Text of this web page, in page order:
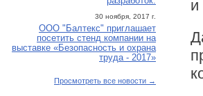
30 ноября, 2017 г.
ООО "Балтекс" приглашает
посетить стенд компании на
выставке «Безопасность и охрана
труда - 2017»
Просмотреть все новости →
и